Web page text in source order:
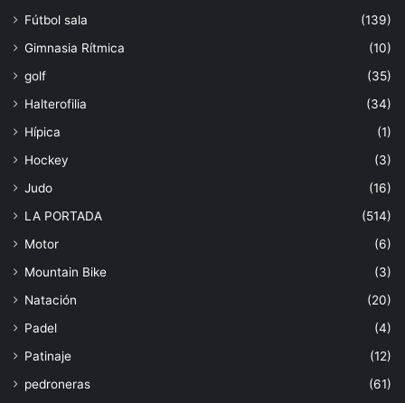
Fútbol sala
(139)
Gimnasia Rítmica
(10)
golf
(35)
Halterofilia
(34)
Hípica
(1)
Hockey
(3)
Judo
(16)
LA PORTADA
(514)
Motor
(6)
Mountain Bike
(3)
Natación
(20)
Padel
(4)
Patinaje
(12)
pedroneras
(61)